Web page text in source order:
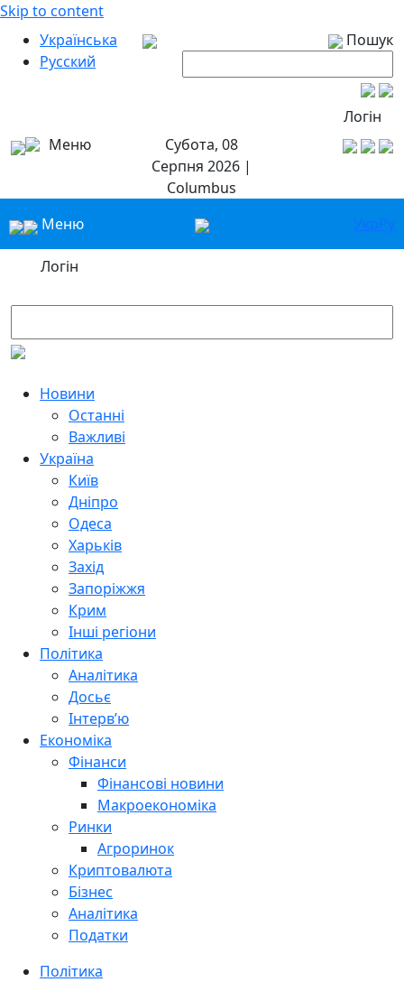
Skip to content
Українська
Русский
Пошук
Логін
Меню
Субота, 08
Серпня 2026 |
Columbus
Меню
УкрРу
Логін
Новини
Останні
Важливі
Україна
Київ
Дніпро
Одеса
Харьків
Захід
Запоріжжя
Крим
Інші регіони
Політика
Аналітика
Досьє
Інтерв’ю
Економіка
Фінанси
Фінансові новини
Макроекономіка
Ринки
Агроринок
Криптовалюта
Бізнес
Аналітика
Податки
Політика